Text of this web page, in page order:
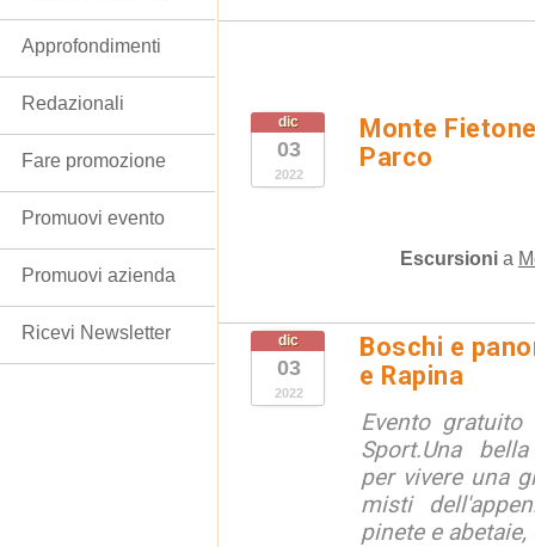
dic
03
2022
Monte
Parco
Escursioni a
dic
03
2022
Boschi e
e Rapina
Evento
Sport.Una
per vivere una
misti
pinete e abetaie,
Approfondimenti
Redazionali
Fare promozione
Promuovi evento
Promuovi azienda
Ricevi Newsletter